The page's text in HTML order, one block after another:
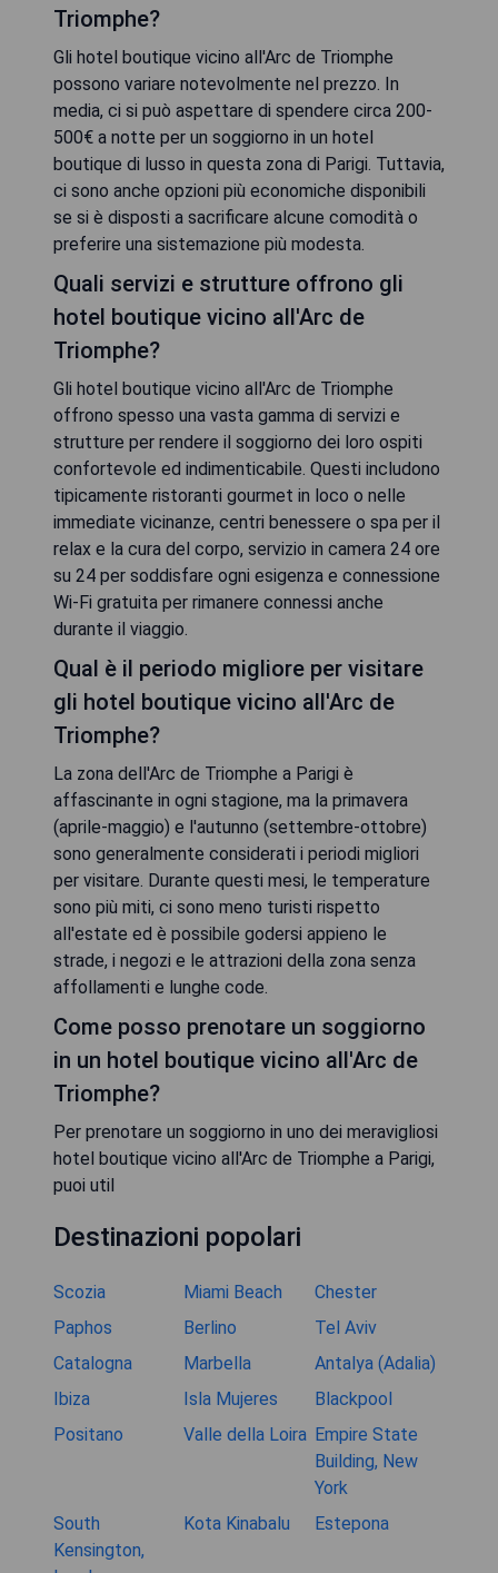
Triomphe?
Gli hotel boutique vicino all'Arc de Triomphe
possono variare notevolmente nel prezzo. In
media, ci si può aspettare di spendere circa 200-
500€ a notte per un soggiorno in un hotel
boutique di lusso in questa zona di Parigi. Tuttavia,
ci sono anche opzioni più economiche disponibili
se si è disposti a sacrificare alcune comodità o
preferire una sistemazione più modesta.
Quali servizi e strutture offrono gli
hotel boutique vicino all'Arc de
Triomphe?
Gli hotel boutique vicino all'Arc de Triomphe
offrono spesso una vasta gamma di servizi e
strutture per rendere il soggiorno dei loro ospiti
confortevole ed indimenticabile. Questi includono
tipicamente ristoranti gourmet in loco o nelle
immediate vicinanze, centri benessere o spa per il
relax e la cura del corpo, servizio in camera 24 ore
su 24 per soddisfare ogni esigenza e connessione
Wi-Fi gratuita per rimanere connessi anche
durante il viaggio.
Qual è il periodo migliore per visitare
gli hotel boutique vicino all'Arc de
Triomphe?
La zona dell'Arc de Triomphe a Parigi è
affascinante in ogni stagione, ma la primavera
(aprile-maggio) e l'autunno (settembre-ottobre)
sono generalmente considerati i periodi migliori
per visitare. Durante questi mesi, le temperature
sono più miti, ci sono meno turisti rispetto
all'estate ed è possibile godersi appieno le
strade, i negozi e le attrazioni della zona senza
affollamenti e lunghe code.
Come posso prenotare un soggiorno
in un hotel boutique vicino all'Arc de
Triomphe?
Per prenotare un soggiorno in uno dei meravigliosi
hotel boutique vicino all'Arc de Triomphe a Parigi,
puoi util
Destinazioni popolari
Scozia Miami Beach
Chester
Paphos
Berlino
Tel Aviv
Catalogna
Marbella
Antalya (Adalia)
Ibiza
Isla Mujeres
Blackpool
Positano
Valle della Loira Empire State
Building, New
York
South
Kensington,
Kota Kinabalu Estepona